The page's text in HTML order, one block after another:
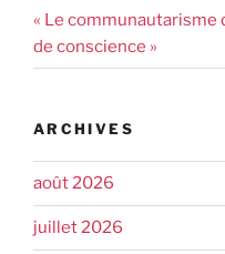
« Le communautarisme
de conscience »
ARCHIVES
août 2026
juillet 2026